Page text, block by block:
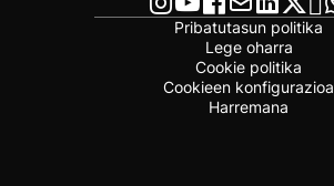
Pribatutasun politika
Lege oharra
Cookie politika
Cookieen konfigurazioa
Harremana